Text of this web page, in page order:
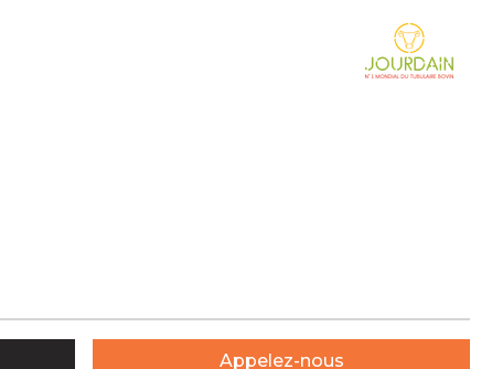
Appelez-nous